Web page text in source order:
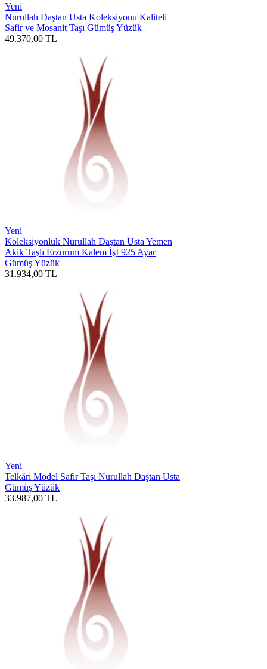
Yeni
Nurullah Daştan Usta Koleksiyonu Kaliteli
Safir ve Mosanit Taşı Gümüş Yüzük
49.370,00 TL
Yeni
Koleksiyonluk Nurullah Daştan Usta Yemen
Akik Taşlı Erzurum Kalem İşİ 925 Ayar
Gümüş Yüzük
31.934,00 TL
Yeni
Telkâri Model Safir Taşı Nurullah Daştan Usta
Gümüş Yüzük
33.987,00 TL